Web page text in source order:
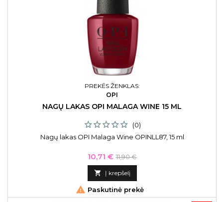
PREKĖS ŽENKLAS:
OPI
NAGŲ LAKAS OPI MALAGA WINE 15 ML
(0)
Nagų lakas OPI Malaga Wine OPINLL87, 15 ml
Kaina
10,71 € Bazinė
kaina
11,90 €
 Į krepšelį
 Paskutinė prekė